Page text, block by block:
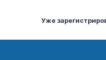
Уже